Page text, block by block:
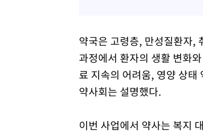
약국은 고령층, 만성질환자,
과정에서 환자의 생활 변화
료 지속의 어려움, 영양 상태
약사회는 설명했다.
이번 사업에서 약사는 복지